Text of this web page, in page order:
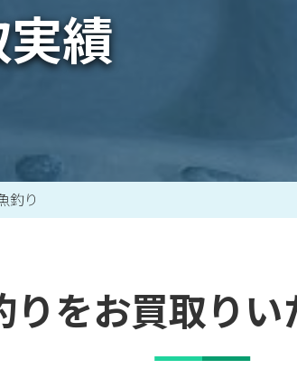
instagram
茶道具買取
工芸品買取
業者間オークション出品代行
績
釣り
りをお買取りい